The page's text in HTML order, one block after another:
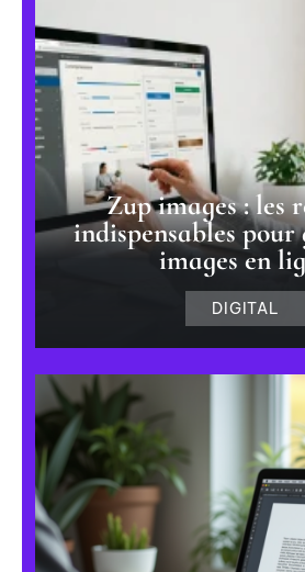
Zup images : les
indispensables pour
images en
DIGITAL